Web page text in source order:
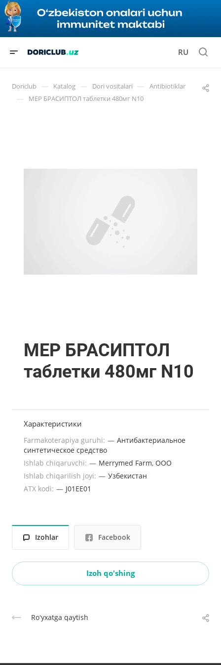
RU
Doriclub — Katalog — Dori vositalari — Antibiotiklar
— МЕР БРАСИПТОЛ таблетки 480мг N10
МЕР БРАСИПТОЛ
таблетки 480мг N10
Характеристики
Farmakoterapiya guruhi: — Антибактериальное
синтетическое средство
Ishlab chiqaruvchi: — Merrymed Farm, ООО
Ishlab chiqarilish joyi: — Узбекистан
ATX kodi: — J01EE01
Izohlar Facebook
Izoh qo'shing
Roʻyxatga qaytish